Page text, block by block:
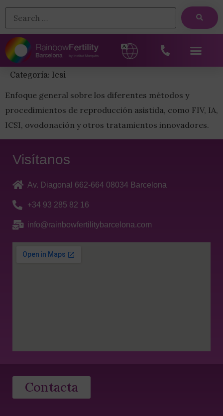
Categoría: Icsi
Enfoque general sobre los diferentes métodos y
procedimientos de reproducción asistida, como FIV, IA,
ICSI, ovodonación y otros tratamientos innovadores.
Visítanos
Av. Diagonal 662-664 08034 Barcelona
+34 93 285 82 16
info@rainbowfertilitybarcelona.com
Contacta